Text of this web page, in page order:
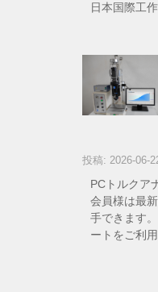
日本国際工
投稿: 2026-06-
PCトルクア
会員様は最
手できます
ートをご利